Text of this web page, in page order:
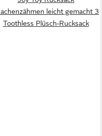
leicht gemacht 3
Toothless Plüsch-Rucksack